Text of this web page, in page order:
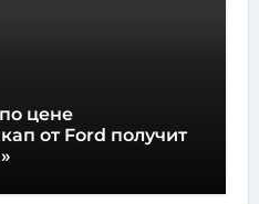
цене
от Ford получит